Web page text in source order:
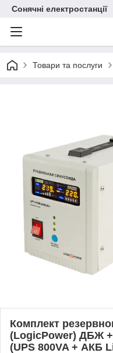
Сонячні електростанції
Товари та послуги
Комплект
(LogicPower) ДБЖ +
(UPS 800VA + АКБ